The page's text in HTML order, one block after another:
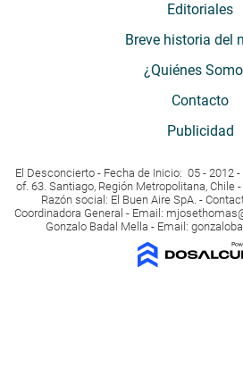
Editoriales
Breve historia del
¿Quiénes
Contacto
Publicidad
El Desconcierto - Fecha de Inicio: 05 - 2012
of. 63. Santiago, Región Metropolitana, Chile
Razón social: El Buen Aire SpA. -
Coordinadora General - Email:
Gonzalo Badal Mella - Email: